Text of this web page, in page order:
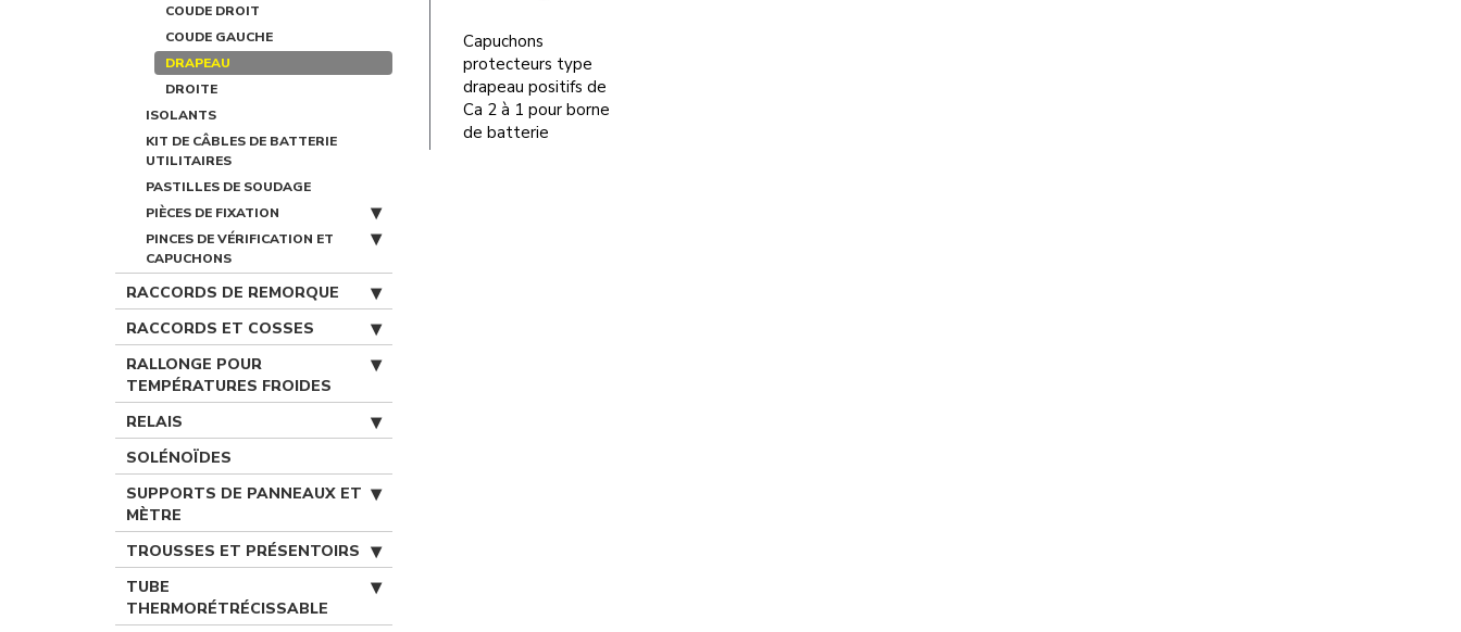
COUDE DROIT
COUDE GAUCHE
DRAPEAU
DROITE
ISOLANTS
KIT DE CÂBLES DE BATTERIE
UTILITAIRES
PASTILLES DE SOUDAGE
PIÈCES DE FIXATION
PINCES DE VÉRIFICATION ET
CAPUCHONS
RACCORDS DE REMORQUE
RACCORDS ET COSSES
RALLONGE POUR
TEMPÉRATURES FROIDES
RELAIS
SOLÉNOÏDES
SUPPORTS DE PANNEAUX ET
MÈTRE
TROUSSES ET PRÉSENTOIRS
TUBE
THERMORÉTRÉCISSABLE
Capuchons
protecteurs type
drapeau positifs de
Ca 2 à 1 pour borne
de batterie